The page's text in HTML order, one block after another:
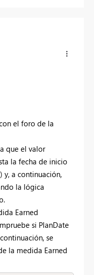
el foro de la
que el valor
la fecha de inicio
y, a continuación,
la lógica
Earned
si PlanDate
se
la medida Earned